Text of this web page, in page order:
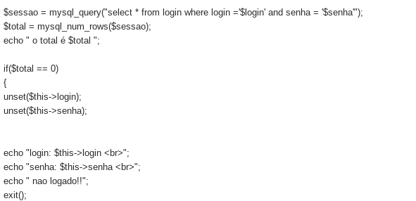
$sessao = mysql_query("select * from login where login ='$login' and senha = '$senha'");
$total = mysql_num_rows($sessao);
echo " o total é $total ";
if($total == 0)
{
unset($this->login);
unset($this->senha);
echo "login: $this->login <br>";
echo "senha: $this->senha <br>";
echo " nao logado!!";
exit();